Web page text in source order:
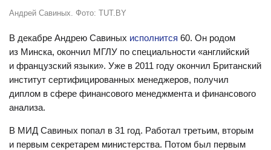
Андрей Савиных. Фото: TUT.BY
В декабре Андрею Савиных исполнится 60. Он родом
из Минска, окончил МГЛУ по специальности «английский
и французский языки». Уже в 2011 году окончил Британский
институт сертифицированных менеджеров, получил
диплом в сфере финансового менеджмента и финансового
анализа.
В МИД Савиных попал в 31 год. Работал третьим, вторым
и первым секретарем министерства. Потом был первым